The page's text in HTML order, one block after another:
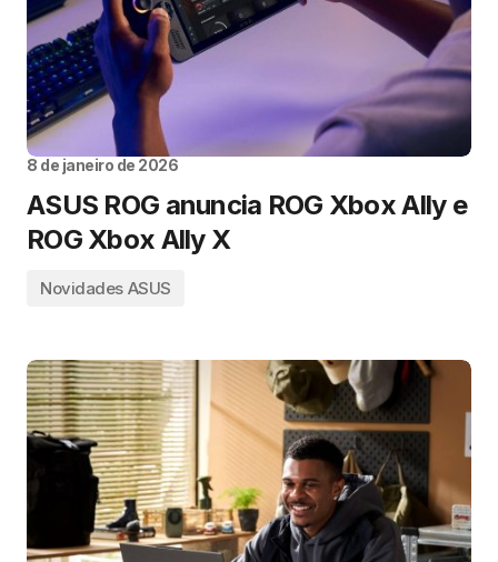
8 de janeiro de 2026
ASUS ROG anuncia ROG Xbox Ally e
ROG Xbox Ally X
Novidades ASUS